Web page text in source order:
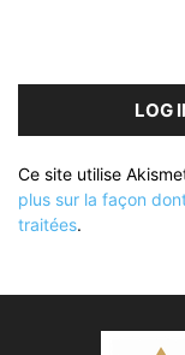
LOG
Ce site utilise
plus sur la façon
traitées.